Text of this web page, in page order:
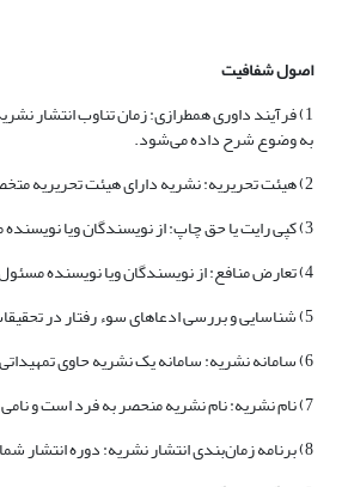
اصول شفافیت
1) فرآیند داوری همطرازی: زمان تناوب انتشار
به وضوع شرح داده می‌شود.
2) هیئت تحریریه: نشریه دارای هیئت تحریریه متخصص در زمینه‌های موضوعی معرفی‌شده نشریه است. نام کامل و وابستگی علمی سردبیر و همکاران و همچنین اطلاعات تماس نشریه، اطلاعات تماس هیات تحریریه در سامانه نشریه ارائه می‌شود.
3) کپی رایت یا حق چاپ: از نویسندگان ویا نویسنده مسئول به نمایندگی از طرف نویسندگان همکار خواسته می‌شود قبل از فرآیند پذیرش مقاله، نسبت به امضاء فرم کپی رایت یا حق چاپ اقدام نماید و توافق نامه انتشار نشریه را تکمیل نمایند.
4) تعارض منافع: از نویسندگان ویا نویسنده مسئول به نمایندگی از طرف نویسندگان همکار خواسته می‌شود قبل از فرآیند پذیرش مقاله، نسبت به امضاء فرم تضاد منافع، عدم وجود هرگونه تضادی با افراد یا سازمان‌ها نداشته باشند.
5) شناسایی و بررسی ادعاهای سوء رفتار در تحقیقات: سردبیر اقدامات منطقی را برای شناسایی و جلوگیری از انتشار مقالاتی که حاوی سوء رفتار در تحقیقات از جمله سرقت ادبی و علمی، دستکاری در استنادات و جعل داده‌ها است را انجام می‌دهد.
6) سامانه نشریه: سامانه یک نشریه حاوی تمهیداتی برای اطمینان از رعایت استانداردهای اخلاقی و حرفه‌ای بالا می‌باشد.
7) نام نشریه: نام نشریه منحصر به فرد است و نامی نیست که به راحتی با نشریات دیگر اشتباه گرفته شود.
8) برنامه زمان‌بندی انتشار نشریه: دوره انتشار شماره‌های نشریه در سامانه به وضوح باید مشخص باشد.